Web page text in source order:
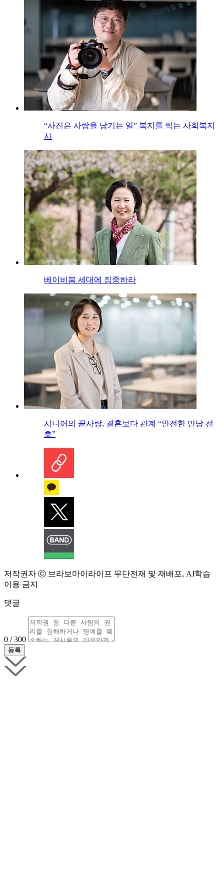
“사진은 사람을 남기는 일” 복지를 찍는 사회복지
사
베이비붐 세대에 집중하라
시니어의 끝사랑, 결혼보다 관계 “안전한 만남 선
호”
저작권자 ⓒ 브라보마이라이프 무단전재 및 재배포, AI학습
이용 금지
댓글
0 / 300